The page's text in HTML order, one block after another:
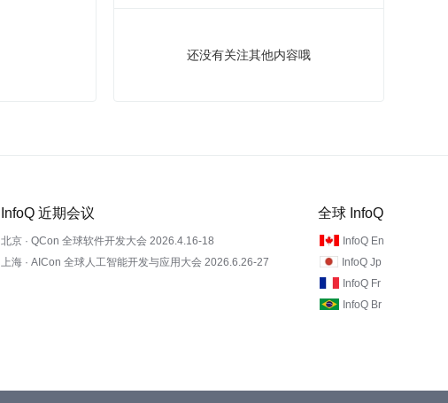
还没有关注其他内容哦
InfoQ 近期会议
北京 · QCon 全球软件开发大会 2026.4.16-18
上海 · AICon 全球人工智能开发与应用大会 2026.6.26-27
全球 InfoQ
InfoQ En
InfoQ Jp
InfoQ Fr
InfoQ Br